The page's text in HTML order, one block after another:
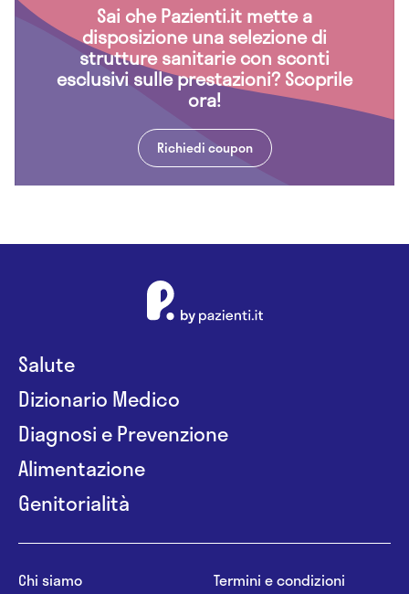
Sai che Pazienti.it mette a
disposizione una selezione di
strutture sanitarie con sconti
esclusivi sulle prestazioni? Scoprile
ora!
Richiedi coupon
Salute
Dizionario Medico
Diagnosi e Prevenzione
Alimentazione
Genitorialità
Chi siamo
Termini e condizioni